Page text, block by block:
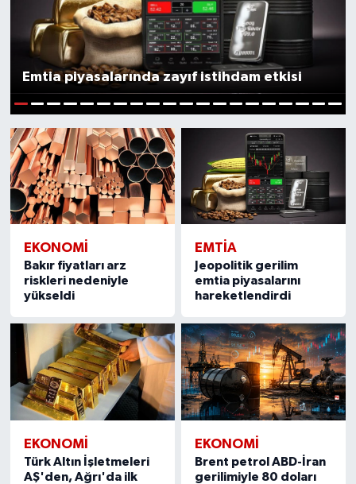
Emtia piyasalarında zayıf istihdam etkisi
EKONOMI
Bakır fiyatları arz
riskleri nedeniyle
yükseldi
EMTIA
Jeopolitik gerilim
emtia piyasalarını
hareketlendirdi
EKONOMI
Türk Altın İşletmeleri
AŞ'den, Ağrı'da ilk
EKONOMI
Brent petrol ABD-İran
gerilimiyle 80 doları
BIST 100 Isı Haritası
Coin Isı Haritası
Ekonomik Takvim
Kiripto Para Piyasası
Gizlilik Sözleşmesi
İletişim